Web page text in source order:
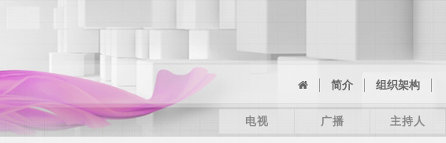
简介 组织架构
电视 广播 主持人